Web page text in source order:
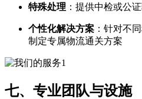
特殊处理 ：提供中检或公
个性化解决方案 ：针对不
制定专属物流通关方案
七、专业团队与设施